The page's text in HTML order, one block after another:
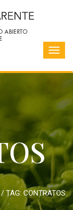
/ TAG: CONTRATOS